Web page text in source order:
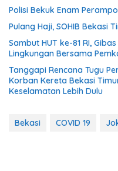
Polisi Bekuk Enam
Pulang Haji, SOHIB Bekasi
Sambut HUT ke-81 RI,
Lingkungan Bersama
Tanggapi Rencana Tugu
Korban Kereta Bekasi
Keselamatan Lebih Dulu
Bekasi COVID 19